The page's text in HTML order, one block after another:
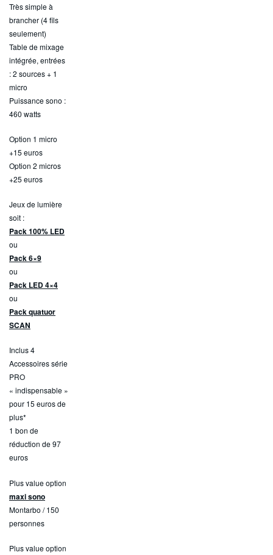
Très simple à
brancher (4 fils
seulement)
Table de mixage
intégrée, entrées
: 2 sources + 1
micro
Puissance sono :
460 watts
Option 1 micro
+15 euros
Option 2 micros
+25 euros
Jeux de lumière
soit :
Pack 100% LED
ou
Pack 6×9
ou
Pack LED 4×4
ou
Pack quatuor
SCAN
Inclus 4
Accessoires série
PRO
« indispensable »
pour 15 euros de
plus*
1 bon de
réduction de 97
euros
Plus value option
maxi sono
Montarbo / 150
personnes
Plus value option